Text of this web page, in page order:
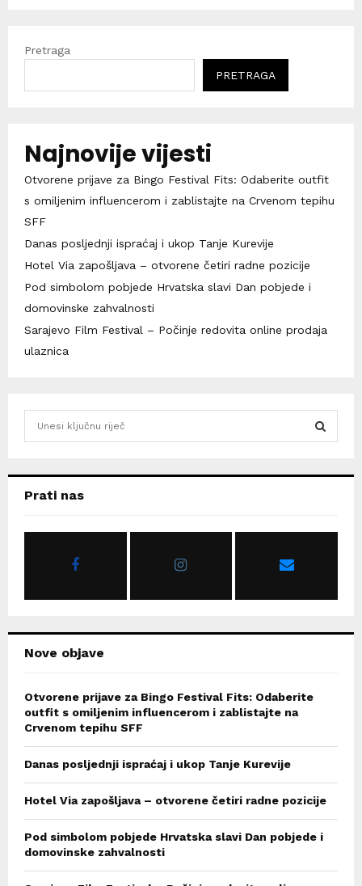
Pretraga
PRETRAGA
Najnovije vijesti
Otvorene prijave za Bingo Festival Fits: Odaberite outfit
s omiljenim influencerom i zablistajte na Crvenom tepihu
SFF
Danas posljednji ispraćaj i ukop Tanje Kurevije
Hotel Via zapošljava – otvorene četiri radne pozicije
Pod simbolom pobjede Hrvatska slavi Dan pobjede i
domovinske zahvalnosti
Sarajevo Film Festival – Počinje redovita online prodaja
ulaznica
hPrati nas
Nove objave
Otvorene prijave za Bingo Festival Fits: Odaberite
outfit s omiljenim influencerom i zablistajte na
Crvenom tepihu SFF
Danas posljednji ispraćaj i ukop Tanje Kurevije
Hotel Via zapošljava – otvorene četiri radne pozicije
Pod simbolom pobjede Hrvatska slavi Dan pobjede i
domovinske zahvalnosti